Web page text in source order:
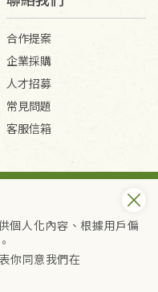
合作提案
企業採購
人才招募
常見問題
客服信箱
公司(統編：16301262) /
編：25149752)
個人化內容、根據用戶偏
你同意我們在